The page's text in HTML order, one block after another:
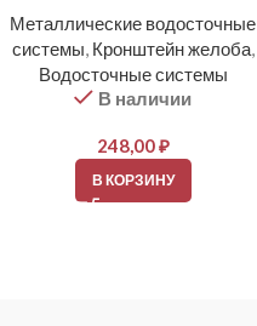
Металлические водосточные
системы, Кронштейн желоба,
Водосточные системы
В наличии
248,00₽
В КОРЗИНУ